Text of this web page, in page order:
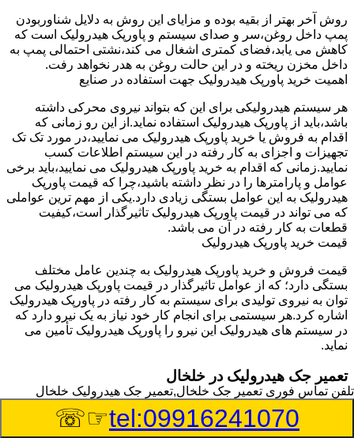
روش آخر بهتر از بقیه بوده و مزایای این روش به دلایل شناوربودن
پمپ داخل روغن،سر و صدای سیستم و پاورپک هیدرولیک است که
کاهش می یابد،فضای کمتری اشغال می کند،نشتی احتمالی پمپ به
داخل مخزن ریخته و در این حالت روغن به هدر نخواهد رفت.
اهمیت خرید پاورپک هیدرولیک جهت استفاده در صنایع
هر سیستم هیدرولیکی برای این که بتواند نیروی محرکی داشته
باشد،باید از پاورپک هیدرولیک استفاده نماید.از این رو زمانی که
اقدام به فروش یا خرید پاورپک هیدرولیک می نمایید،در مورد تک تک
تجهیزات و اجزای به کار رفته در این سیستم اطلاعات کسب
نمایید.زمانی که اقدام به خرید پاورپک هیدرولیک می نمایید،باید برخی
عوامل و پارامترها را در نظر داشته باشید،چرا که قیمت پاورپک
هیدرولیک به این عوامل بستگی زیادی دارد.یکی از مهم ترین عواملی
که می تواند در قیمت پاورپک هیدرولیک تاثیرگذار است،کیفیت
قطعات به کار رفته در آن می باشد.
قیمت خرید پاورپک هیدرولیک
قیمت فروش و خرید پاورپک هیدرولیک به چندین عامل مختلف
بستگی دارد؛ که از عوامل تاثیرگذار در قیمت پاورپک هیدرولیک می
توان به نیروی تولیدی برای سیستم به کار رفته در پاورپک هیدرولیک
اشاره کرد.هر سیستمی برای انجام کار خود نیاز به یک نیرو دارد که
در سیستم های هیدرولیک این نیرو را پاورپک هیدرولیک تأمین می
نماید.
تعمیر جک هیدرولیک در خلخال
وسیله‎ای که با عملکرد خود موجب بلند شدن اهرم و یا وزن سنگین
در یک قسمت می گردد را جک هیدرولیک می نامند.جک هیدرولیک
تلفن تماس فوری تعمیر جک خلخال,تعمیر جک هیدرولیک خلخال
tel:09916241070
☞☏